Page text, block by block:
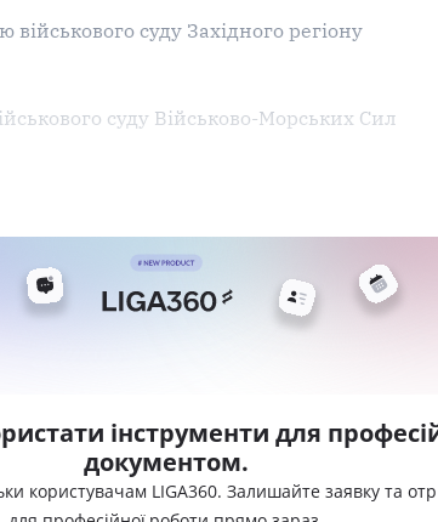
військового суду Західного регіону
суду Військово-Морських Сил
інструменти для
документом.
користувачам LIGA360. Залишайте заявку та